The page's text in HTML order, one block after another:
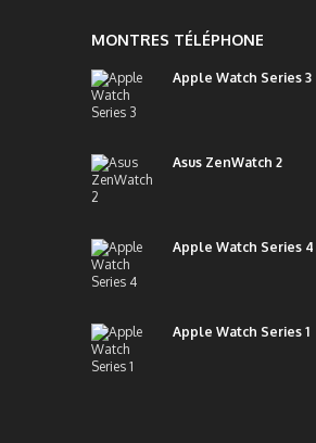
MONTRES TÉLÉPHONE
Apple Watch Series 3
Asus ZenWatch 2
Apple Watch Series 4
Apple Watch Series 1